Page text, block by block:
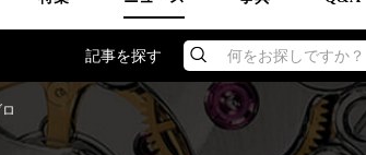
記事を探す 何をお探しですか？